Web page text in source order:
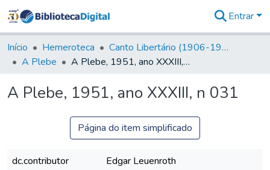
&
Coleções
Tudo na
Digital
Entrar
Início Hemeroteca
Canto Libertário (1906-1995)
A Plebe
A Plebe, 1951, ano XXXIII, n 031
A Plebe, 1951, ano XXXIII, n 031
Página do item simplificado
dc.contributor
Edgar Leuenroth